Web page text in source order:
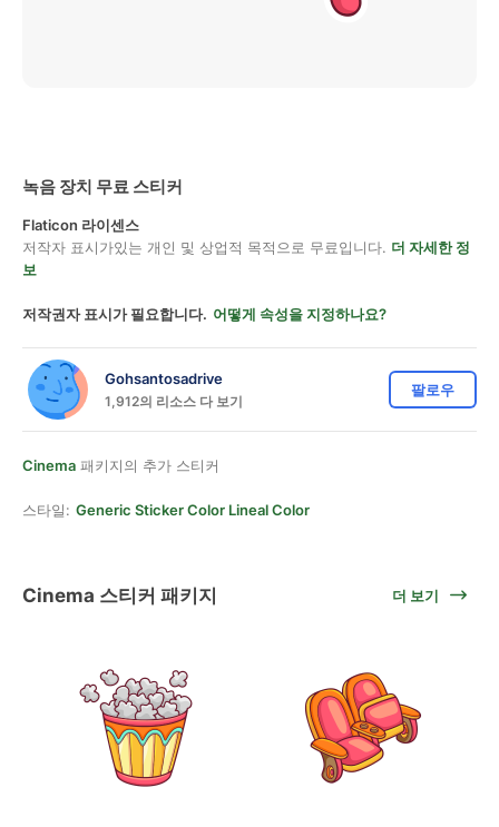
녹음 장치 무료 스티커
Flaticon 라이센스
저작자 표시가있는 개인 및 상업적 목적으로 무료입니다. 더 자세한 정
보
저작권자 표시가 필요합니다. 어떻게 속성을 지정하나요?
Gohsantosadrive
1,912의 리소스 다 보기
팔로우
Cinema 패키지의 추가 스티커
스타일: Generic Sticker Color Lineal Color
Cinema 스티커 패키지 더 보기